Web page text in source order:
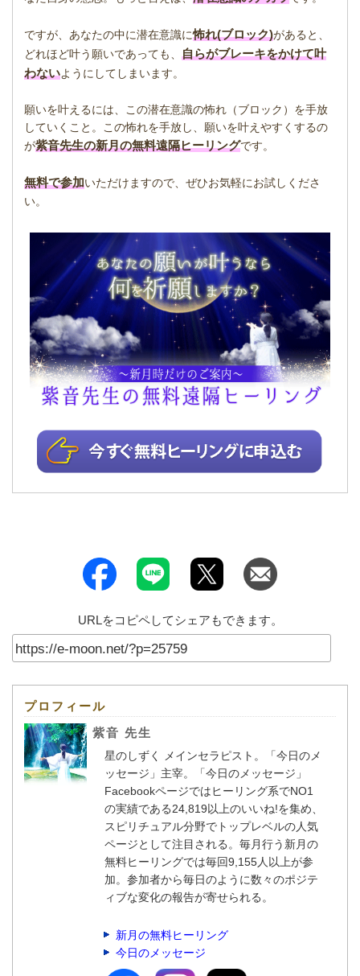
ですが、あなたの中に潜在意識に怖れ(ブロック)があると、
どれほど叶う願いであっても、 自らがブレーキをかけて叶
わないようにしてしまいます。
願いを叶えるには、この潜在意識の怖れ（ブロック）を手放
していくこと。この怖れを手放し、願いを叶えやすくするの
が紫音先生の新月の無料遠隔ヒーリングです。
無料で参加いただけますので、ぜひお気軽にお試しくださ
い。
URLをコピペしてシェアもできます。
プロフィール
紫音 先生
星のしずく メインセラピスト。「今日のメ
ッセージ」主宰。「今日のメッセージ」
Facebookページではヒーリング系でNO1
の実績である24,819以上のいいね!を集め、
スピリチュアル分野でトップレベルの人気
ページとして注目される。毎月行う新月の
無料ヒーリングでは毎回9,155人以上が参
加。参加者から毎日のように数々のポジテ
ィブな変化の報告が寄せられる。
新月の無料ヒーリング
今日のメッセージ